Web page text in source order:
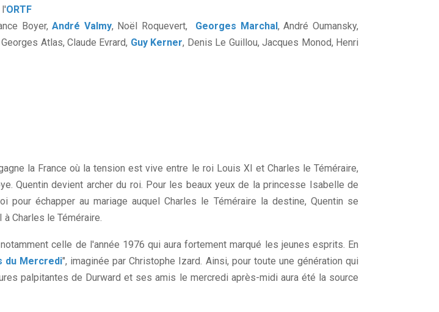
ORTF
Boyer,André Valmy, Noël Roquevert, Georges Marchal, André Oumansky,
Atlas, Claude Evrard, Guy Kerner, Denis Le Guillou, Jacques Monod, Henri
la France où la tension est vive entre le roi Louis XI et Charles le Téméraire,
Quentin devient archer du roi. Pour les beaux yeux de la princesse Isabelle de
pour échapper au mariage auquel Charles le Téméraire la destine, Quentin se
Charles le Téméraire.
celle de l'année 1976 qui aura fortement marqué les jeunes esprits. En
du Mercredi", imaginée par Christophe Izard. Ainsi, pour toute une génération qui
palpitantes de Durward et ses amis le mercredi après-midi aura été la source